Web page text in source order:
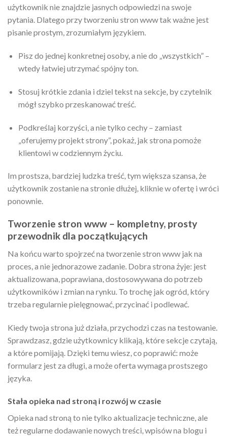
użytkownik nie znajdzie jasnych odpowiedzi na swoje
pytania. Dlatego przy tworzeniu stron www tak ważne jest
pisanie prostym, zrozumiałym językiem.
Pisz do jednej konkretnej osoby, a nie do „wszystkich” –
wtedy łatwiej utrzymać spójny ton.
Stosuj krótkie zdania i dziel tekst na sekcje, by czytelnik
mógł szybko przeskanować treść.
Podkreślaj korzyści, a nie tylko cechy – zamiast
„oferujemy projekt strony”, pokaż, jak strona pomoże
klientowi w codziennym życiu.
Im prostsza, bardziej ludzka treść, tym większa szansa, że
użytkownik zostanie na stronie dłużej, kliknie w ofertę i wróci
ponownie.
Tworzenie stron www – kompletny, prosty
przewodnik dla początkujących
Na końcu warto spojrzeć na tworzenie stron www jak na
proces, a nie jednorazowe zadanie. Dobra strona żyje: jest
aktualizowana, poprawiana, dostosowywana do potrzeb
użytkowników i zmian na rynku. To trochę jak ogród, który
trzeba regularnie pielęgnować, przycinać i podlewać.
Kiedy twoja strona już działa, przychodzi czas na testowanie.
Sprawdzasz, gdzie użytkownicy klikają, które sekcje czytają,
a które pomijają. Dzięki temu wiesz, co poprawić: może
formularz jest za długi, a może oferta wymaga prostszego
języka.
Stała opieka nad stroną i rozwój w czasie
Opieka nad stroną to nie tylko aktualizacje techniczne, ale
też regularne dodawanie nowych treści, wpisów na blogu i